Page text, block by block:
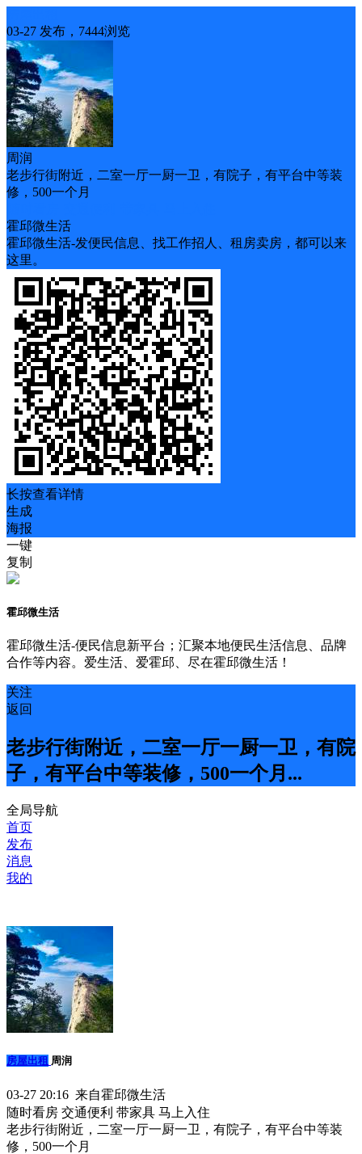
03-27 发布，7444浏览
周润
老步行街附近，二室一厅一厨一卫，有院子，有平台中等装
修，500一个月
霍邱微生活
霍邱微生活-发便民信息、找工作招人、租房卖房，都可以来
这里。
长按查看详情
生成
海报
一键
复制
霍邱微生活
霍邱微生活-便民信息新平台；汇聚本地便民生活信息、品牌
合作等内容。爱生活、爱霍邱、尽在霍邱微生活！
关注
返回
老步行街附近，二室一厅一厨一卫，有院
子，有平台中等装修，500一个月...
全局导航
首页
发布
消息
我的
房屋出租 周润
03-27 20:16 来自霍邱微生活
随时看房 交通便利 带家具 马上入住
老步行街附近，二室一厅一厨一卫，有院子，有平台中等装
修，500一个月